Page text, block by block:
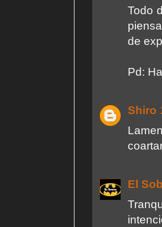
Todo
de
Pd:
Shiro
El